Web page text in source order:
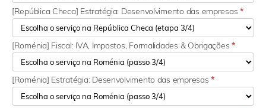
[República Checa] Estratégia: Desenvolvimento das empresas*
[Roménia] Fiscal: IVA, Impostos, Formalidades & Obrigações*
[Roménia] Estratégia: Desenvolvimento das empresas*